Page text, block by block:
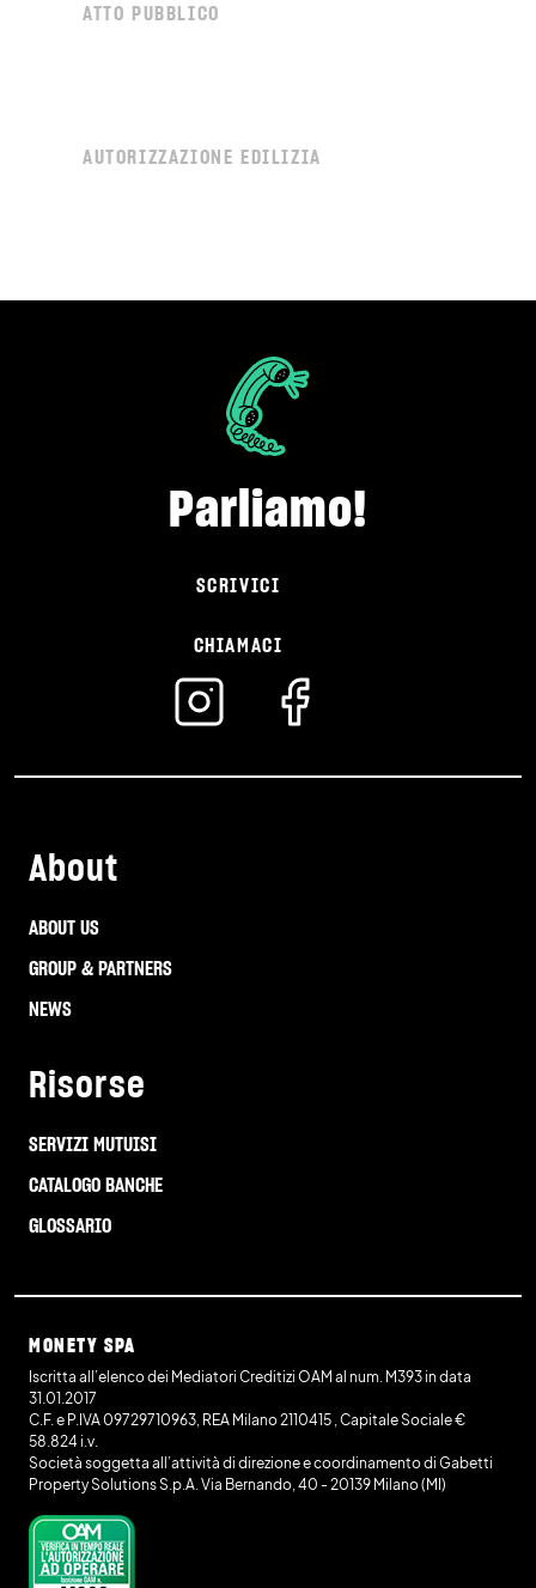
ATTO PUBBLICO
AUTORIZZAZIONE EDILIZIA
Parliamo!
SCRIVICI
CHIAMACI
About
ABOUT US
GROUP & PARTNERS
NEWS
Risorse
SERVIZI MUTUISI
CATALOGO BANCHE
GLOSSARIO
MONETY SPA
Iscritta all’elenco dei Mediatori Creditizi OAM al num. M393 in data
31.01.2017
C.F. e P.IVA 09729710963, REA Milano 2110415 , Capitale Sociale €
58.824 i.v.
Società soggetta all’attività di direzione e coordinamento di Gabetti
Property Solutions S.p.A. Via Bernando, 40 - 20139 Milano (MI)